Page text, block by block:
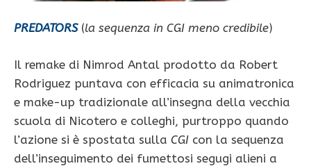
PREDATORS(la sequenza in CGI meno credibile)
Il remake di Nimrod Antal prodotto da Robert
Rodriguez puntava con efficacia su animatronica
e make-up tradizionale all’insegna della vecchia
scuola di Nicotero e colleghi, purtroppo quando
l’azione si è spostata sulla CGI con la sequenza
dell’inseguimento dei fumettosi segugi alieni a